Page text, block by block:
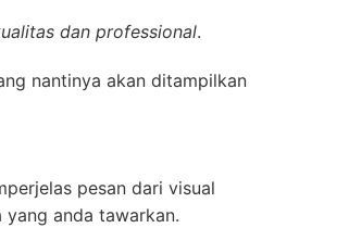
dan professional.
nantinya akan ditampilkan
pesan dari visual
anda tawarkan.